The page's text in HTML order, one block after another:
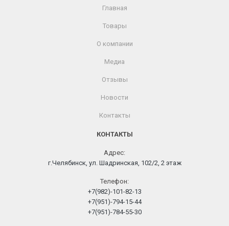
Главная
Товары
О компании
Медиа
Отзывы
Новости
Контакты
КОНТАКТЫ
Адрес:
г.Челябинск, ул. Шадринская, 102/2, 2 этаж
Телефон:
+7(982)-101-82-13
+7(951)-794-15-44
+7(951)-784-55-30